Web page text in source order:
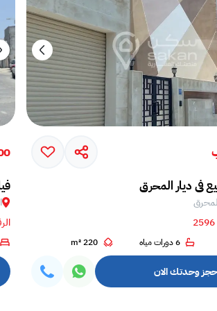
في ديار المحرق
6 دورات مياه 220 m²
وحدتك الان